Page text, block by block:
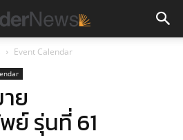
Event Calendar
ย
ย์ รุ่นที่ 61